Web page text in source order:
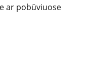
ar pobūviuose